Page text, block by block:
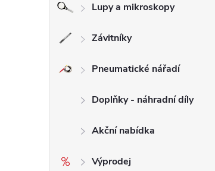
Lupy a mikroskopy
Závitníky
Pneumatické nářadí
Doplňky - náhradní díly
Akční nabídka
Výprodej